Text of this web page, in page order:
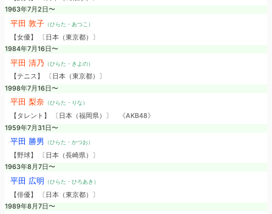
1963年7月2日〜
平田 敦子（ひらた・あつこ）
【女優】 〔日本（東京都）〕
1984年7月16日〜
平田 清乃 （ひらた・きよの）
【テニス】 〔日本（東京都）〕
1998年7月16日〜
平田 梨奈（ひらた・りな）
【タレント】 〔日本（福岡県）〕
《AKB48》
1959年7月31日〜
平田 勝男 （ひらた・かつお）
【野球】 〔日本（長崎県）〕
1963年8月7日〜
平田 広明 （ひらた・ひろあき）
【俳優】 〔日本（東京都）〕
1989年8月7日〜